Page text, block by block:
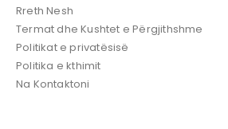
Rreth Nesh
Termat dhe Kushtet e Përgjithshme
Politikat e privatësisë
Politika e kthimit
Na Kontaktoni